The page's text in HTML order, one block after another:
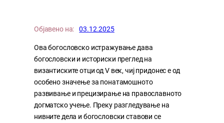
Објавено на: 03.12.2025
Ова богословско истражување дава
богословски и историски преглед на
византиските отци од V век, чиј придонес е од
особено значење за понатамошното
развивање и прецизирање на православното
догматско учење. Преку разгледување на
нивните дела и богословски ставови се